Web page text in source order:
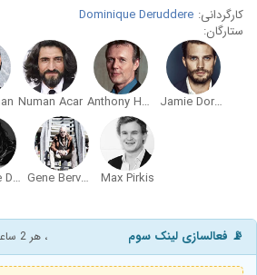
کارگردانی: Dominique Deruddere
ستارگان:
Jamie Dornan
Anthony Head
Numan Acar
Max Pirkis
Gene Bervoets
Charlotte De Bruyne
📡 فعالسازی لینک سوم ، هر 2 ساعت یک فیلم برای یک کاربر ویژه